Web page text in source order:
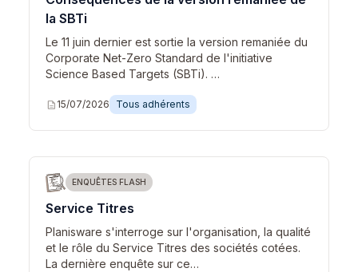
la SBTi
Le 11 juin dernier est sortie la version remaniée du
Corporate Net-Zero Standard de l'initiative
Science Based Targets (SBTi). …
description 15/07/2026 Tous adhérents
ENQUÊTES FLASH
Service Titres
Planisware s'interroge sur l'organisation, la qualité
et le rôle du Service Titres des sociétés cotées.
La dernière enquête sur ce…